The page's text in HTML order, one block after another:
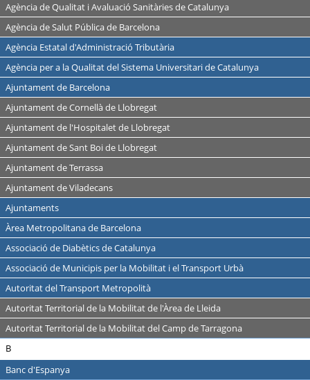
Agència de Qualitat i Avaluació Sanitàries de Catalunya
Agència de Salut Pública de Barcelona
Agència Estatal d'Administració Tributària
Agència per a la Qualitat del Sistema Universitari de Catalunya
Ajuntament de Barcelona
Ajuntament de Cornellà de Llobregat
Ajuntament de l'Hospitalet de Llobregat
Ajuntament de Sant Boi de Llobregat
Ajuntament de Terrassa
Ajuntament de Viladecans
Ajuntaments
Àrea Metropolitana de Barcelona
Associació de Diabètics de Catalunya
Associació de Municipis per la Mobilitat i el Transport Urbà
Autoritat del Transport Metropolità
Autoritat Territorial de la Mobilitat de l'Àrea de Lleida
Autoritat Territorial de la Mobilitat del Camp de Tarragona
B
Banc d'Espanya